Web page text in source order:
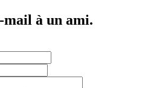
mail à un ami.